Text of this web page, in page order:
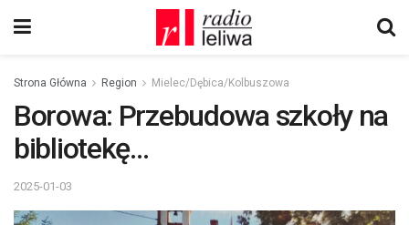
Strona Główna Region Mielec/Dębica/Kolbuszowa
Borowa: Przebudowa szkoły na
bibliotekę…
2025-01-03